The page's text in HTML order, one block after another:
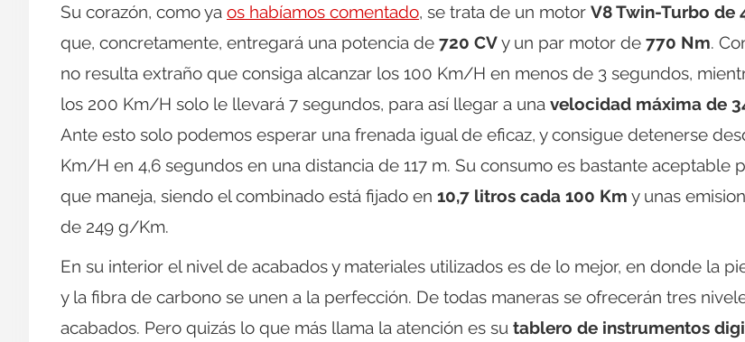
Su corazón, como ya os habíamos comentado, se trata de un motor V8 Twin-Turbo de
que, concretamente, entregará una potencia de 720 CVy un par motor de 770 Nm.
no resulta extraño que consiga alcanzar los 100 Km/H en menos de 3 segundos,
los 200 Km/H solo le llevará 7 segundos, para así llegar a una velocidad máxima de
Ante esto solo podemos esperar una frenada igual de eficaz, y consigue detenerse
Km/H en 4,6 segundos en una distancia de 117 m. Su consumo es bastante aceptable
que maneja, siendo el combinado está fijado en 10,7 litros cada 100 Km y unas
de 249 g/Km.
En su interior el nivel de acabados y materiales utilizados es de lo mejor, en donde la
y la fibra de carbono se unen a la perfección. De todas maneras se ofrecerán tres
acabados. Pero quizás lo que más llama la atención es su tablero de instrumentos